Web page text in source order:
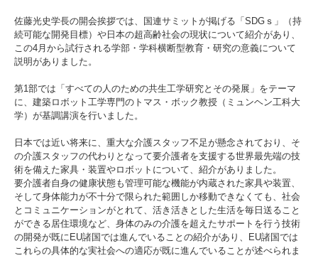
入試情報
受験生の方
一般・企業の方 寄付・ご支援 アクセス
Pick Up
1. Action！x 工学院大学
佐藤光史学長の開会挨拶では、国連サミットが掲げる「SDGｓ」（持
続可能な開発目標）や日本の超高齢社会の現状について紹介があり、
この4月から試行される学部・学科横断型教育・研究の意義について
説明がありました。
第1部では「すべての人のための共生工学研究とその発展」をテーマ
に、建築ロボット工学専門のトマス・ボック教授（ミュンヘン工科大
学）が基調講演を行いました。
日本では近い将来に、重大な介護スタッフ不足が懸念されており、そ
の介護スタッフの代わりとなって要介護者を支援する世界最先端の技
術を備えた家具・装置やロボットについて、紹介がありました。
要介護者自身の健康状態も管理可能な機能が内蔵された家具や装置、
そして身体能力が不十分で限られた範囲しか移動できなくても、社会
とコミュニケーションがとれて、活き活きとした生活を毎日送ること
ができる居住環境など、身体のみの介護を超えたサポートを行う技術
の開発が既にEU諸国では進んでいることの紹介があり、EU諸国では
これらの具体的な実社会への適応が既に進んでいることが述べられま